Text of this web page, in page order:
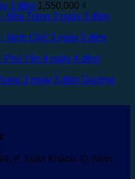
1 đêm 1,550,000 ₫
Nha Trang 3 ngày 3 đêm
Ninh Chữ 3 ngày 3 đêm
Phú Yên 4 ngày 4 đêm
3 ngày 3 đêm Giường
P. Xuân Khánh, Q. Ninh